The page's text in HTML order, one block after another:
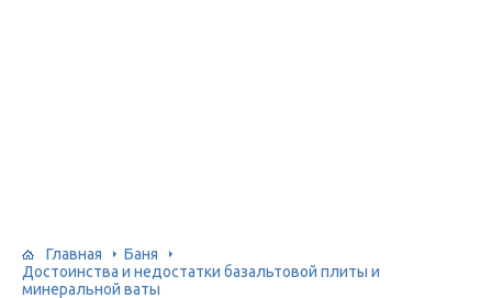
Главная
Баня
Достоинства и недостатки базальтовой плиты и
минеральной ваты